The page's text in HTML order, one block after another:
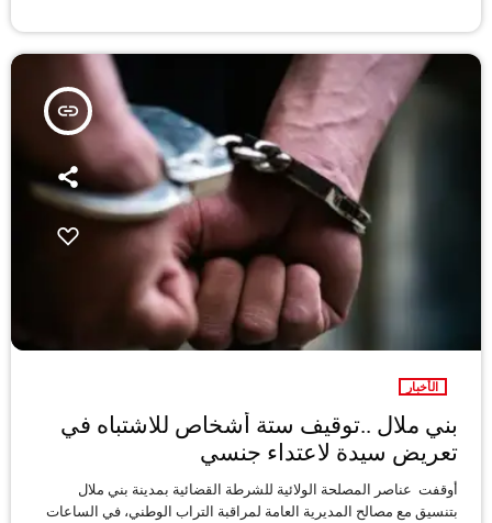
insert_link
الأخبار
بني ملال ..توقيف ستة أشخاص للاشتباه في
تعريض سيدة لاعتداء جنسي
أوقفت عناصر المصلحة الولائية للشرطة القضائية بمدينة بني ملال
بتنسيق مع مصالح المديرية العامة لمراقبة التراب الوطني، في الساعات